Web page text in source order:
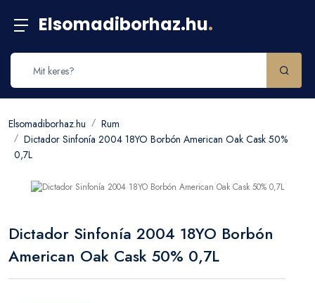
Elsomadiborhaz.hu.
Elsomadiborhaz.hu
Rum
Dictador Sinfonía 2004 18YO Borbón American Oak Cask 50%
0,7L
Dictador Sinfonía 2004 18YO Borbón
American Oak Cask 50% 0,7L